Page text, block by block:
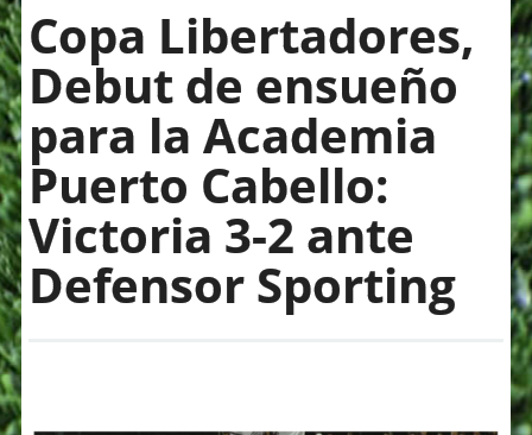
Copa Libertadores,
Debut de ensueño
para la Academia
Puerto Cabello:
Victoria 3-2 ante
Defensor Sporting